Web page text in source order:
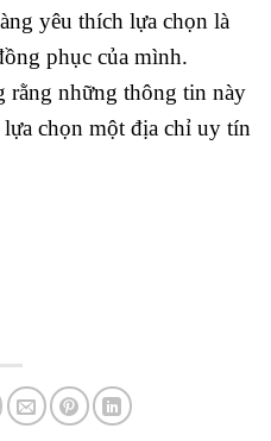
yêu thích lựa chọn là
phục của mình.
rằng những thông tin này
chọn một địa chỉ uy tín